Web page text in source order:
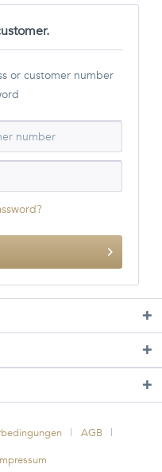
or customer number
AGB